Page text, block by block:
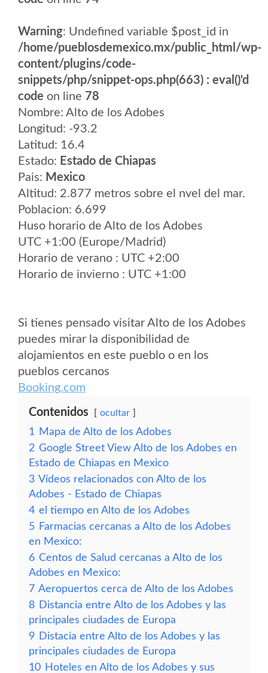
Warning: Undefined variable $post_id in
/home/pueblosdemexico.mx/public_html/wp-
content/plugins/code-
snippets/php/snippet-ops.php(663) : eval()'d
code on line 78
Nombre: Alto de los Adobes
Longitud: -93.2
Latitud: 16.4
Estado: Estado de Chiapas
Pais: Mexico
Altitud: 2.877 metros sobre el nvel del mar.
Poblacion: 6.699
Huso horario de Alto de los Adobes
UTC +1:00 (Europe/Madrid)
Horario de verano : UTC +2:00
Horario de invierno : UTC +1:00
Si tienes pensado visitar Alto de los Adobes
puedes mirar la disponibilidad de
alojamientos en este pueblo o en los
pueblos cercanos
Booking.com
Contenidos ocultar
1
Mapa de Alto de los Adobes
2 Google Street View Alto de los Adobes en
Estado de Chiapas en Mexico
3 Vídeos relacionados con Alto de los
Adobes - Estado de Chiapas
4 el tiempo en Alto de los Adobes
5 Farmacias cercanas a Alto de los Adobes
en Mexico:
6 Centos de Salud cercanas a Alto de los
Adobes en Mexico:
7 Aeropuertos cerca de Alto de los Adobes
8 Distancia entre Alto de los Adobes y las
principales ciudades de Europa
9 Distacia entre Alto de los Adobes y las
principales ciudades de Europa
10 Hoteles en Alto de los Adobes y sus